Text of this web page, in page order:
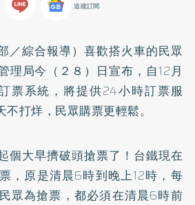
追蹤訂閱
／綜合報導）喜歡搭火車的民眾
理局今（２８）日宣布，自12月
票系統，將提供24小時訂票服
打烊，民眾購票更輕鬆。
個大早擠破頭搶票了！台鐵現在
，原是清晨6時到晚上12時，每
眾為搶票，都必須在清晨6時前